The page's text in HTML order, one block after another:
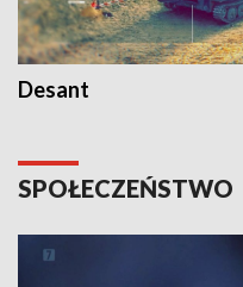
Desant
SPOŁECZEŃSTWO